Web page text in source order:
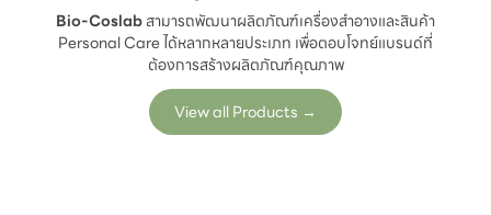
Bio-Coslabสามารถพัฒนาผลิตภัณฑ์เครื่องสำอางและสินค้า
Personal Care ได้หลากหลายประเภท เพื่อตอบโจทย์แบรนด์ที่
ต้องการสร้างผลิตภัณฑ์คุณภาพ
View all Products →